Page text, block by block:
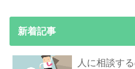
新着記事
人に相談す